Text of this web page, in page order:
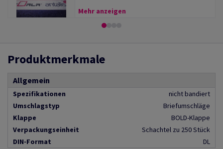
Mehr anzeigen
Produktmerkmale
Allgemein
Spezifikationen
nicht bandiert
Umschlagstyp
Briefumschläge
Klappe
BOLD-Klappe
Verpackungseinheit
Schachtel zu 250 Stück
DIN-Format
DL